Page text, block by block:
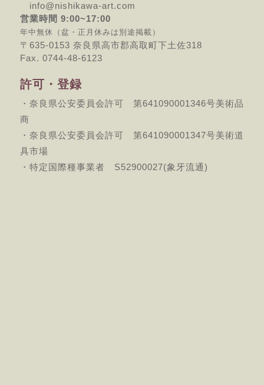
info@nishikawa-art.com
営業時間 9:00~17:00
年中無休（盆・正月休みは別途掲載）
〒635-0153 奈良県高市郡高取町下土佐318
Fax. 0744-48-6123
許可・登録
・奈良県公安委員会許可 第641090001346号美術品
商
・奈良県公安委員会許可 第641090001347号美術道
具市場
・特定国際種事業者 S52900027(象牙流通)